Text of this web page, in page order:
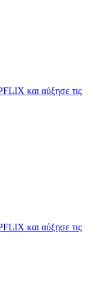
και αύξησε τις
και αύξησε τις